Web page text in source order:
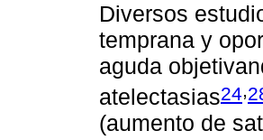
Diversos
temprana y
aguda
atelectasias24,
(aumento de